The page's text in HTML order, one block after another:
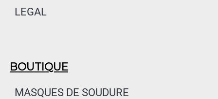
LEGAL
BOUTIQUE
MASQUES DE SOUDURE